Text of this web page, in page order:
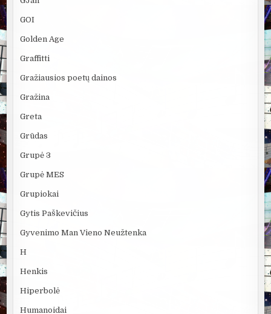
GOI
Golden Age
Graffitti
Gražiausios poetų dainos
Gražina
Greta
Grūdas
Grupė 3
Grupė MES
Grupiokai
Gytis Paškevičius
Gyvenimo Man Vieno Neužtenka
H
Henkis
Hiperbolė
Humanoidai